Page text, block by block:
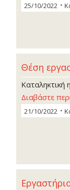
25/10/2022
Θέση
Καταληκτική
Διαβάστε
21/10/2022